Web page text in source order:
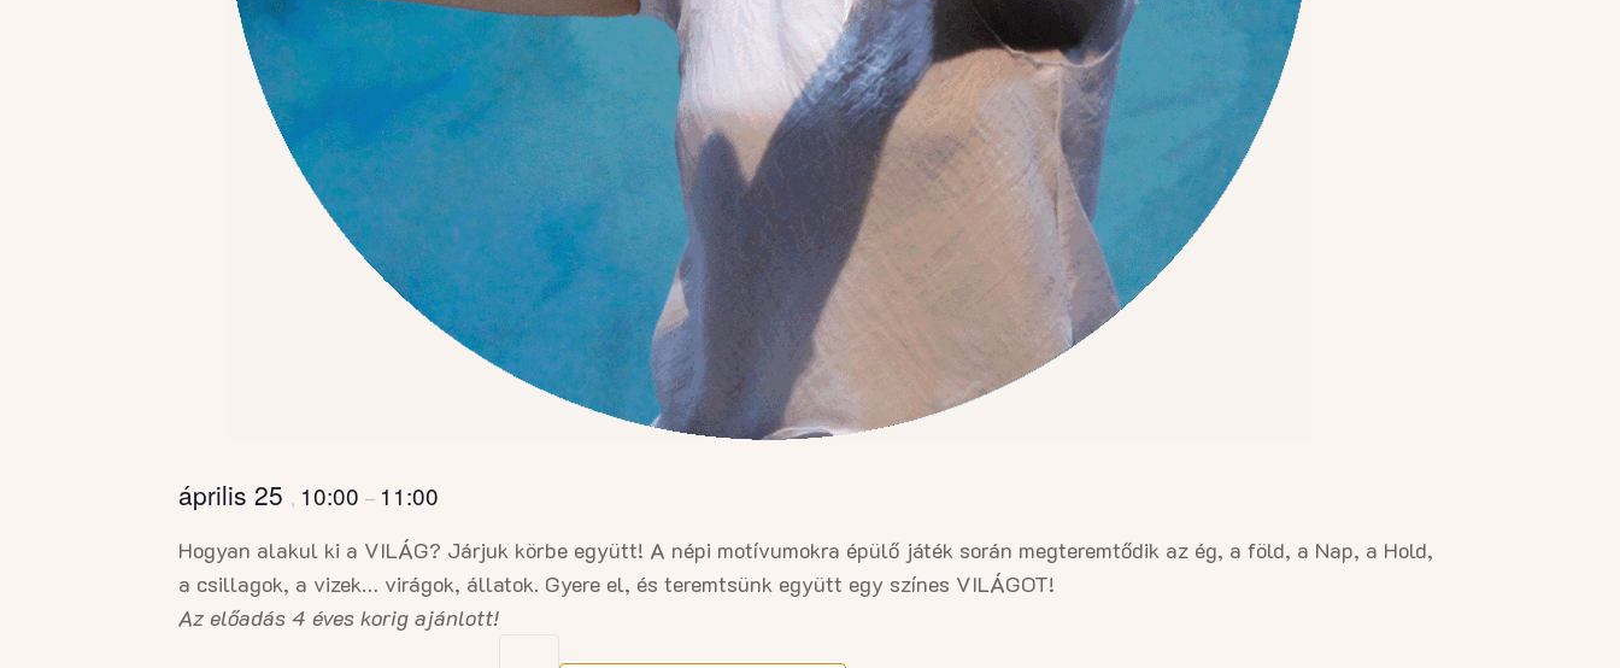
április 25 , 10:00 – 11:00
Hogyan alakul ki a VILÁG? Járjuk körbe együtt! A népi motívumokra épülő játék során megteremtődik az ég, a föld, a Nap, a Hold,
a csillagok, a vizek… virágok, állatok. Gyere el, és teremtsünk együtt egy színes VILÁGOT!
Az előadás 4 éves korig ajánlott!